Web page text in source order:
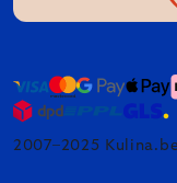
2007–2025 Kulina.be